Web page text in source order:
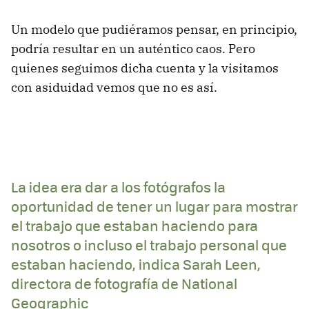
Un modelo que pudiéramos pensar, en principio,
podría resultar en un auténtico caos. Pero
quienes seguimos dicha cuenta y la visitamos
con asiduidad vemos que no es así.
La idea era dar a los fotógrafos la
oportunidad de tener un lugar para mostrar
el trabajo que estaban haciendo para
nosotros o incluso el trabajo personal que
estaban haciendo, indica Sarah Leen,
directora de fotografía de National
Geographic